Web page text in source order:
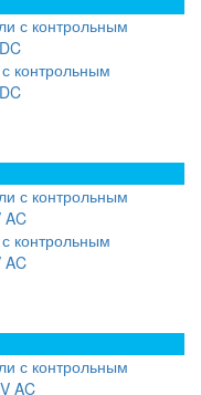
контрольным
контрольным
AC